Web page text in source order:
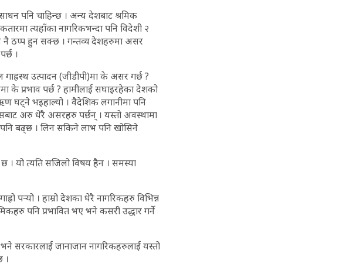
पनि चाहिन्छ । अन्य देशबाट श्रमिक
त्यहाँका नागरिकभन्दा पनि विदेशी २
नै ठप्प हुन सक्छ । गन्तव्य देशहरुमा असर
।
उत्पादन (जीडीपी)मा के असर गर्छ ?
के प्रभाव पर्छ ? हामीलाई सघाइरहेका देशको
घट्ने भइहाल्यो । वैदेशिक लगानीमा पनि
अरु धेरै असरहरु पर्छन् । यस्तो अवस्थामा
बढ्छ । लिन सकिने लाभ पनि खोसिने
यो त्यति सजिलो विषय हैन । समस्या
पर्‍यो । हाम्रो देशका धेरै नागरिकहरु विभिन्न
पनि प्रभावित भए भने कसरी उद्धार गर्ने
सरकारलाई जानाजान नागरिकहरुलाई यस्तो
।